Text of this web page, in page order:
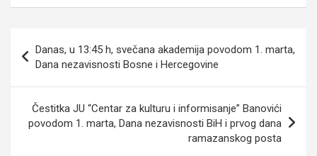
članaka
Danas, u 13:45 h, svečana akademija povodom 1. marta,
Dana nezavisnosti Bosne i Hercegovine
Čestitka JU “Centar za kulturu i informisanje” Banovići
povodom 1. marta, Dana nezavisnosti BiH i prvog dana
ramazanskog posta